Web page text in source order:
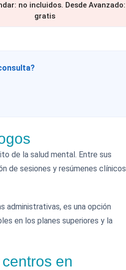
no incluidos. Desde Avanzado:
gratis
de la salud mental. Entre sus
de sesiones y resúmenes clínicos
administrativas, es una opción
en los planes superiores y la
en